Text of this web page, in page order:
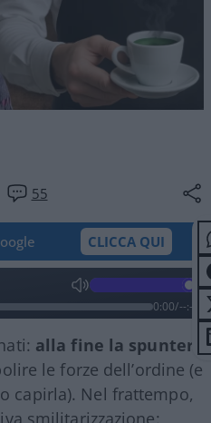
55
CLICCA QUI
0:00/--:--
alla fine la spunterà
le forze dell’ordine (e
capirla). Nel frattempo,
smilitarizzazione: